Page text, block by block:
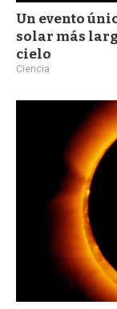
Un evento
solar más
cielo
Ciencia